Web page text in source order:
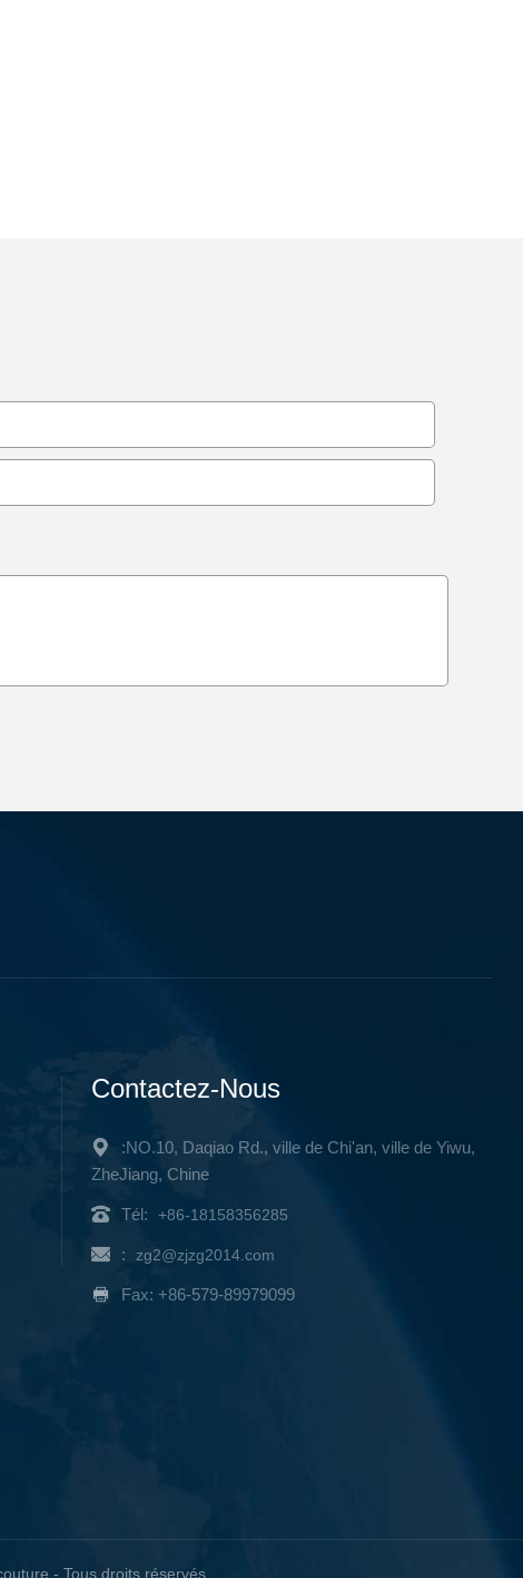
Contactez-Nous
:NO.10, Daqiao Rd., ville de Chi'an, ville de Yiwu,
ZheJiang, Chine
Tél: +86-18158356285
: zg2@zjzg2014.com
Fax: +86-579-89979099
- Tous droits réservés